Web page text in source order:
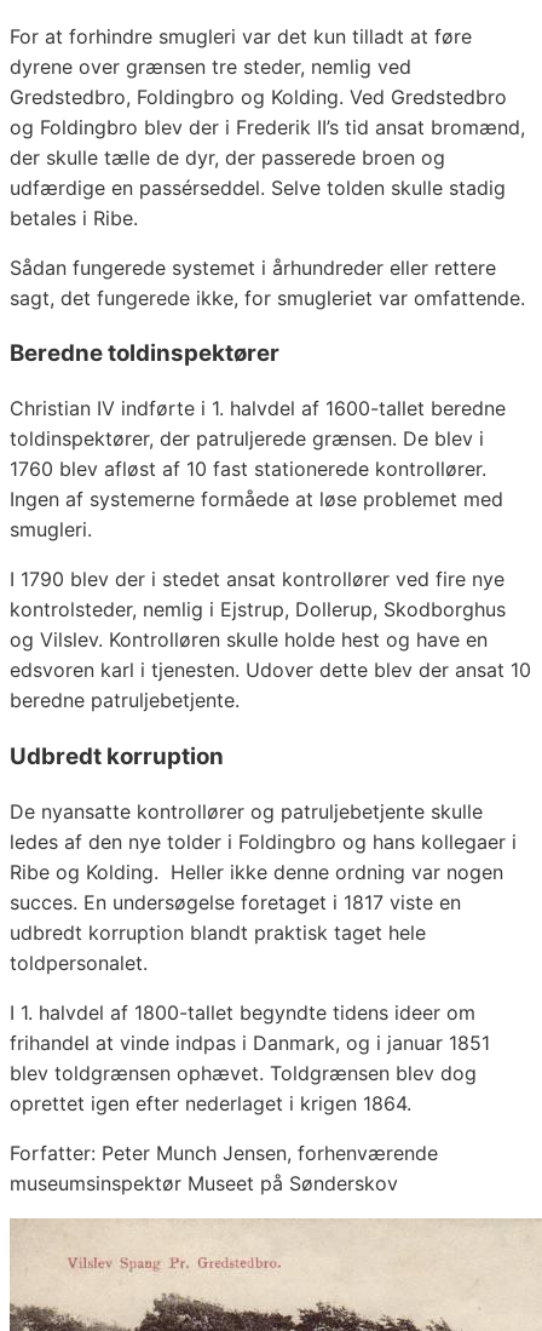
For at forhindre smugleri var det kun tilladt at føre
dyrene over grænsen tre steder, nemlig ved
Gredstedbro, Foldingbro og Kolding. Ved Gredstedbro
og Foldingbro blev der i Frederik II’s tid ansat bromænd,
der skulle tælle de dyr, der passerede broen og
udfærdige en passérseddel. Selve tolden skulle stadig
betales i Ribe.
Sådan fungerede systemet i århundreder eller rettere
sagt, det fungerede ikke, for smugleriet var omfattende.
Beredne toldinspektører
Christian IV indførte i 1. halvdel af 1600-tallet beredne
toldinspektører, der patruljerede grænsen. De blev i
1760 blev afløst af 10 fast stationerede kontrollører.
Ingen af systemerne formåede at løse problemet med
smugleri.
I 1790 blev der i stedet ansat kontrollører ved fire nye
kontrolsteder, nemlig i Ejstrup, Dollerup, Skodborghus
og Vilslev. Kontrolløren skulle holde hest og have en
edsvoren karl i tjenesten. Udover dette blev der ansat 10
beredne patruljebetjente.
Udbredt korruption
De nyansatte kontrollører og patruljebetjente skulle
ledes af den nye tolder i Foldingbro og hans kollegaer i
Ribe og Kolding. Heller ikke denne ordning var nogen
succes. En undersøgelse foretaget i 1817 viste en
udbredt korruption blandt praktisk taget hele
toldpersonalet.
I 1. halvdel af 1800-tallet begyndte tidens ideer om
frihandel at vinde indpas i Danmark, og i januar 1851
blev toldgrænsen ophævet. Toldgrænsen blev dog
oprettet igen efter nederlaget i krigen 1864.
Forfatter: Peter Munch Jensen, forhenværende
museumsinspektør Museet på Sønderskov